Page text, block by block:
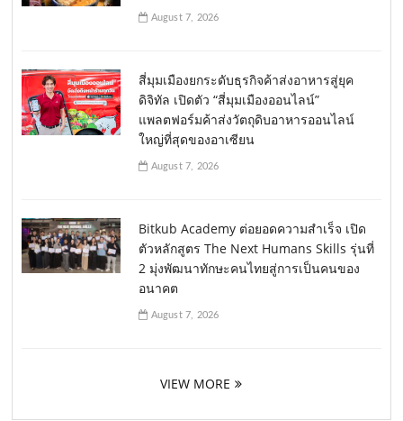
August 7, 2026
สี่มุมเมืองยกระดับธุรกิจค้าส่งอาหารสู่ยุค
ดิจิทัล เปิดตัว “สี่มุมเมืองออนไลน์”
แพลตฟอร์มค้าส่งวัตถุดิบอาหารออนไลน์
ใหญ่ที่สุดของอาเซียน
August 7, 2026
Bitkub Academy ต่อยอดความสำเร็จ เปิด
ตัวหลักสูตร The Next Humans Skills รุ่นที่
2 มุ่งพัฒนาทักษะคนไทยสู่การเป็นคนของ
อนาคต
August 7, 2026
VIEW MORE